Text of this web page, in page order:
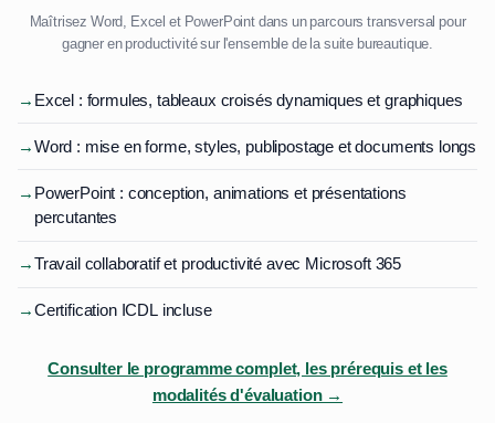
Maîtrisez Word, Excel et PowerPoint dans un parcours transversal pour
gagner en productivité sur l'ensemble de la suite bureautique.
→ Excel : formules, tableaux croisés dynamiques et graphiques
→Word : mise en forme, styles, publipostage et documents longs
→ PowerPoint : conception, animations et présentations
percutantes
→Travail collaboratif et productivité avec Microsoft 365
→Certification ICDL incluse
Consulter le programme complet, les prérequis et les
modalités d'évaluation →